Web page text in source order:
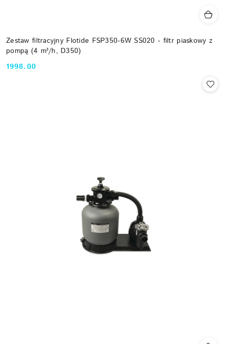
Zestaw filtracyjny Flotide FSP350-6W SS020 - filtr piaskowy z
pompą (4 m³/h, D350)
Cena:
1998.00